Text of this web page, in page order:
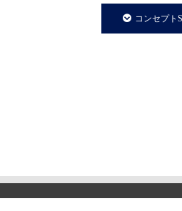
家での時間は、より快適で満足度の
私たちの永遠のテーマであ
コンセプト